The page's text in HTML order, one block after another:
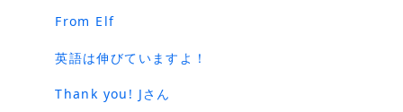
From Elf
英語は伸びていますよ！
Thank you! Jさん